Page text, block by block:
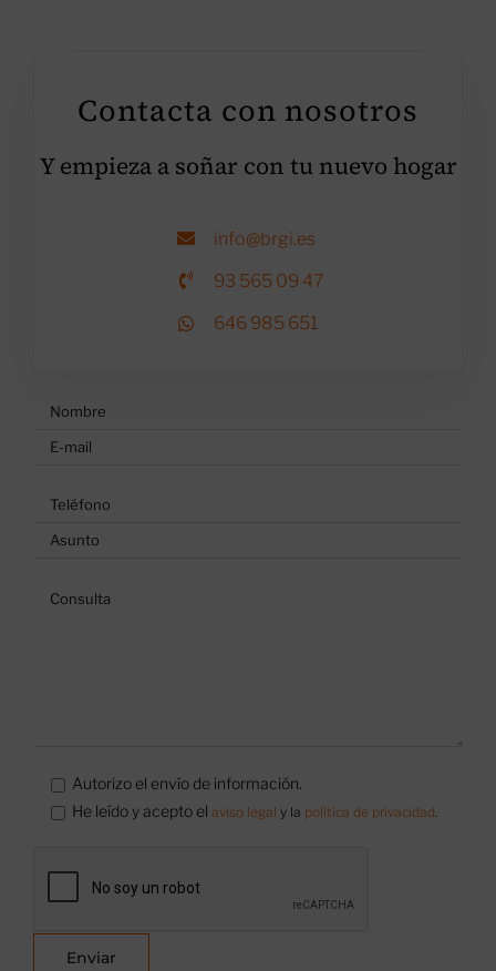
Contacta con nosotros
Y empieza a soñar con tu nuevo hogar
info@brgi.es
93 565 09 47
646 985 651
Autorizo el envío de información.
He leído y acepto el aviso legal y la política de privacidad